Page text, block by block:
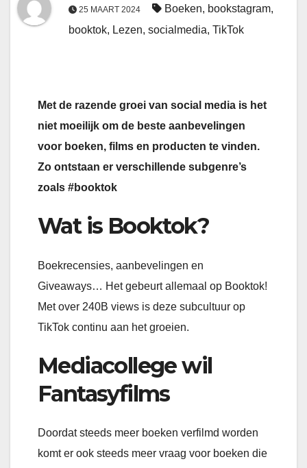
25 MAART 2024 Boeken, bookstagram,
booktok, Lezen, socialmedia, TikTok
Met de razende groei van social media is het
niet moeilijk om de beste aanbevelingen
voor boeken, films en producten te vinden.
Zo ontstaan er verschillende subgenre’s
zoals #booktok
Wat is Booktok?
Boekrecensies, aanbevelingen en
Giveaways… Het gebeurt allemaal op Booktok!
Met over 240B views is deze subcultuur op
TikTok continu aan het groeien.
Mediacollege wil
Fantasyfilms
Doordat steeds meer boeken verfilmd worden
komt er ook steeds meer vraag voor boeken die